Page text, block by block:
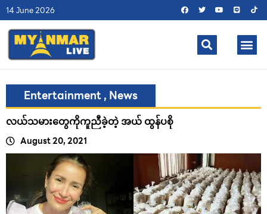
14 June 2026
Entertainment, News
လယ်သမားတွေကိုကူညီခဲ့တဲ့ အယ် ထွန်ပစို
August 20, 2021